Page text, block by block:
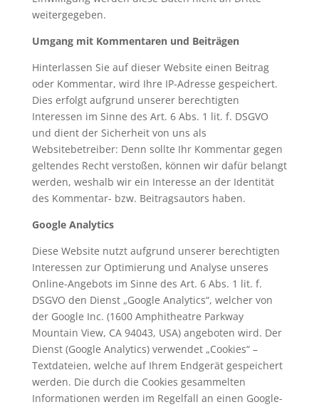
weitergegeben.
Umgang mit Kommentaren und Beiträgen
Hinterlassen Sie auf dieser Website einen Beitrag
oder Kommentar, wird Ihre IP-Adresse gespeichert.
Dies erfolgt aufgrund unserer berechtigten
Interessen im Sinne des Art. 6 Abs. 1 lit. f. DSGVO
und dient der Sicherheit von uns als
Websitebetreiber: Denn sollte Ihr Kommentar gegen
geltendes Recht verstoßen, können wir dafür belangt
werden, weshalb wir ein Interesse an der Identität
des Kommentar- bzw. Beitragsautors haben.
Google Analytics
Diese Website nutzt aufgrund unserer berechtigten
Interessen zur Optimierung und Analyse unseres
Online-Angebots im Sinne des Art. 6 Abs. 1 lit. f.
DSGVO den Dienst „Google Analytics“, welcher von
der Google Inc. (1600 Amphitheatre Parkway
Mountain View, CA 94043, USA) angeboten wird. Der
Dienst (Google Analytics) verwendet „Cookies“ –
Textdateien, welche auf Ihrem Endgerät gespeichert
werden. Die durch die Cookies gesammelten
Informationen werden im Regelfall an einen Google-